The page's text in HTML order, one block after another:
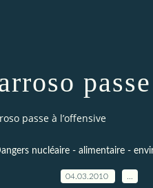
passe à l’offensive
nucléaire - alimentaire -
04.03.2010